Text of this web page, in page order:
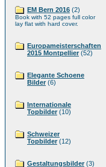
EM Bern 2016 (2)
Book with 52 pages full color
lay flat with hard cover.
Europameisterschaften
2015 Montpellier(52)
Elegante Schoene
Bilder(6)
Internationale
Topbilder(10)
Schweizer
Topbilder(12)
Gestaltungsbilder(3)